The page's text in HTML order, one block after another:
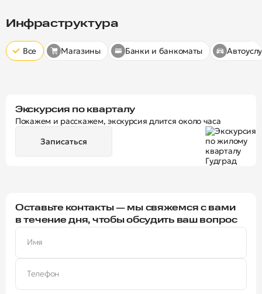
Инфраструктура
Все Магазины Банки и банкоматы
Экскурсия по кварталу
Покажем и расскажем, экскурсия длится около часа
Записаться
Оставьте контакты — мы свяжемся с вами
в течение дня, чтобы обсудить ваш вопрос
Имя
Телефон